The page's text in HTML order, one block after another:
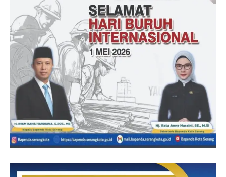
balita. Peningkatan gizi balita di posyandu yang dilakukan oleh
bidan Desa serta kader antara lain memberikan penyuluhan
tentang ASI, status gizi balita, MPASI, Imunisasi, Vitamin A,
stimulasi tumbuh kembang anak, diare pada balita.
Juga dari Desa dianggarkan untuk diberikan makanan tambahan
yang sudah dikenal ahli gizi dari Puskesmas Kecamatan
Panimbang pada setiap bulannya.
Semoga kegiatan posyandu ini dapat meningkatkan kualitas
kesehatan balita dan anak yang ada di desa Citeureup. Sehingga
akan melahirkan generasi penerus yang cerdas dan sehat.
(YEN/RG)